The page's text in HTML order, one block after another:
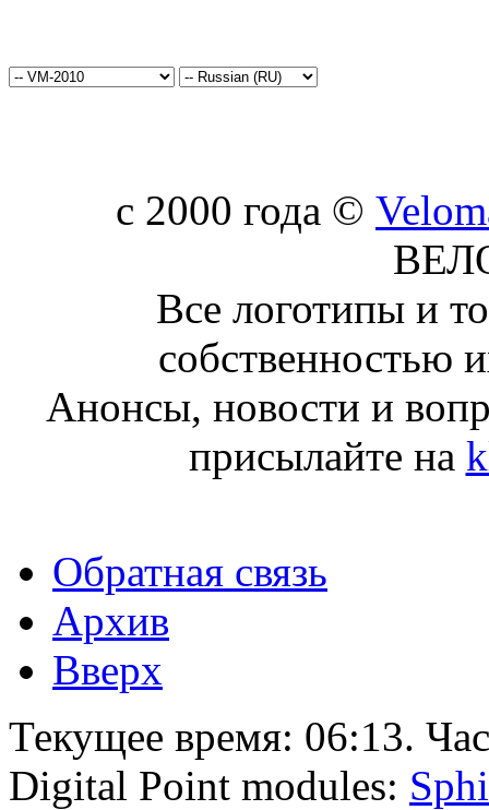
c 2000 года ©
Все логотипы и
собственностью
Анонсы, новости и
присылайте на
Обратная связь
Архив
Вверх
Текущее время: 06:13.
Digital Point modules: